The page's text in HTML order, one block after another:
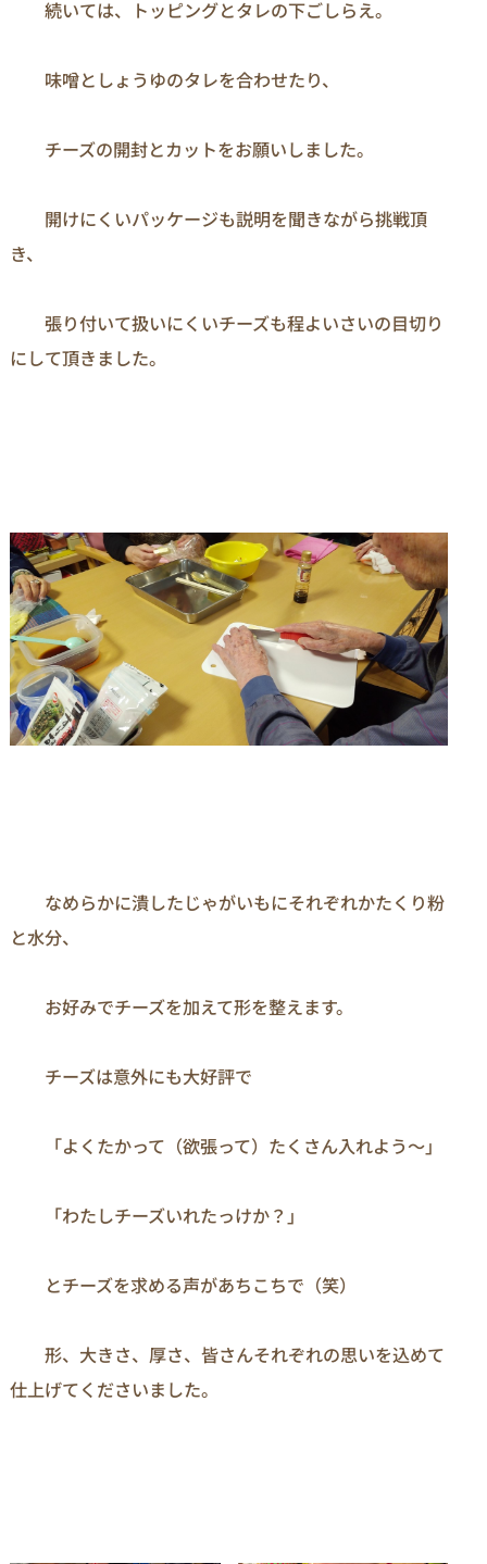
続いては、トッピングとタレの下ごしらえ。
味噌としょうゆのタレを合わせたり、
チーズの開封とカットをお願いしました。
開けにくいパッケージも説明を聞きながら挑戦頂
き、
張り付いて扱いにくいチーズも程よいさいの目切り
にして頂きました。
なめらかに潰したじゃがいもにそれぞれかたくり粉
と水分、
お好みでチーズを加えて形を整えます。
チーズは意外にも大好評で
「よくたかって（欲張って）たくさん入れよう～」
「わたしチーズいれたっけか？」
とチーズを求める声があちこちで（笑）
形、大きさ、厚さ、皆さんそれぞれの思いを込めて
仕上げてくださいました。